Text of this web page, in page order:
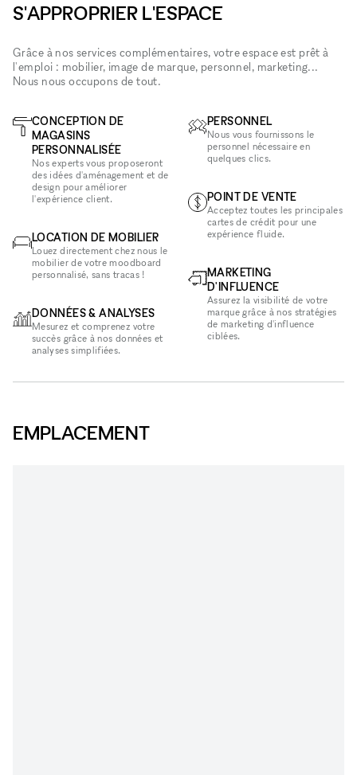
S'APPROPRIER L'ESPACE
Grâce à nos services complémentaires, votre espace est prêt à
l'emploi : mobilier, image de marque, personnel, marketing...
Nous nous occupons de tout.
CONCEPTION DE
MAGASINS
PERSONNALISÉE
Nos experts vous proposeront
des idées d'aménagement et de
design pour améliorer
l'expérience client.
LOCATION DE MOBILIER
Louez directement chez nous le
mobilier de votre moodboard
personnalisé, sans tracas !
DONNÉES & ANALYSES
Mesurez et comprenez votre
succès grâce à nos données et
analyses simplifiées.
PERSONNEL
Nous vous fournissons le
personnel nécessaire en
quelques clics.
POINT DE VENTE
Acceptez toutes les principales
cartes de crédit pour une
expérience fluide.
MARKETING
D'INFLUENCE
Assurez la visibilité de votre
marque grâce à nos stratégies
de marketing d'influence
ciblées.
EMPLACEMENT